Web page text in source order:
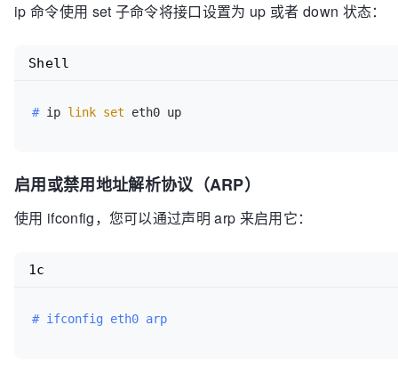
ip 命令使用 set 子命令将接口设置为 up 或者 down 状态：
# ip link set eth0 up
Shell
启用或禁用地址解析协议（ARP）
使用 ifconfig，您可以通过声明 arp 来启用它：
# ifconfig eth0 arp
1c